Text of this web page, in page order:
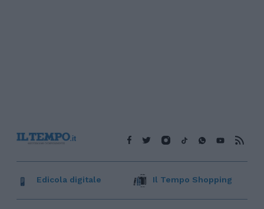
Edicola digitale Il Tempo Shopping